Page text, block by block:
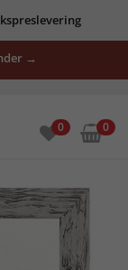
→
0 0